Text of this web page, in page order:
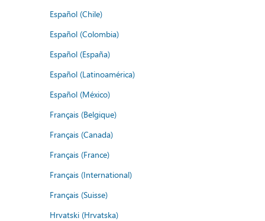
Español (Chile)
Español (Colombia)
Español (España)
Español (Latinoamérica)
Español (México)
Français (Belgique)
Français (Canada)
Français (France)
Français (International)
Français (Suisse)
Hrvatski (Hrvatska)